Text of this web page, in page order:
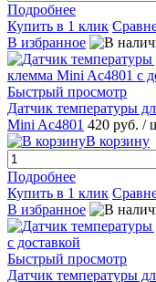
Подробнее
Купить в 1 клик
В избранное
Быстрый просмотр
Датчик температуры
Mini Ac4801 420 руб. /
В корзину
Подробнее
Купить в 1 клик
В избранное
Быстрый просмотр
Датчик температуры